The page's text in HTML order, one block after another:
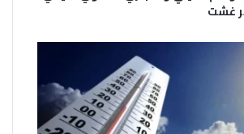
غشت